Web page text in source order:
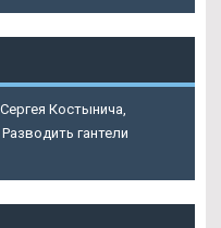
Костынича,
гантели